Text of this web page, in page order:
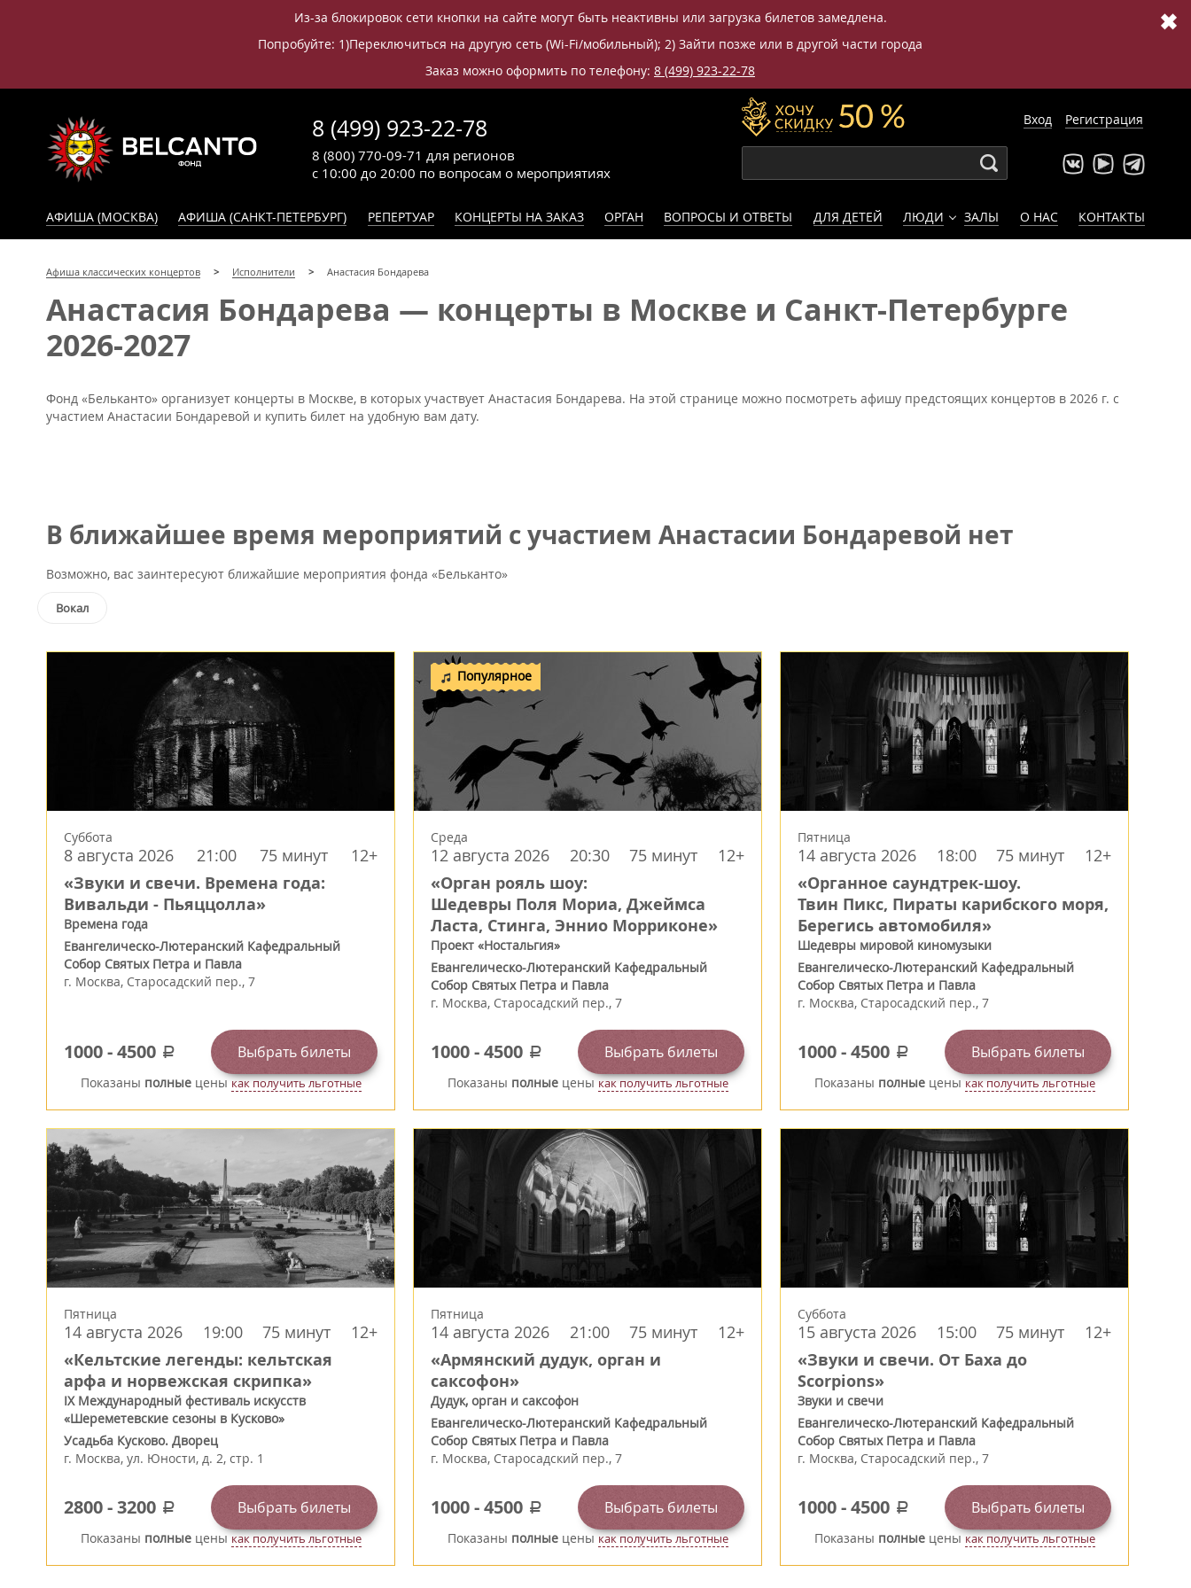
Из-за блокировок сети кнопки на сайте могут быть неактивны или загрузка билетов замедлена.
Попробуйте: 1)Переключиться на другую сеть (Wi-Fi/мобильный); 2) Зайти позже или в другой части города
Заказ можно оформить по телефону: 8 (499) 923-22-78
✖
8 (499) 923-22-78
с 10:00 до 20:00 по вопросам о мероприятиях
8 (800) 770-09-71 для регионов
Вход Регистрация
АФИША (МОСКВА) АФИША (САНКТ-ПЕТЕРБУРГ) РЕПЕРТУАР КОНЦЕРТЫ НА ЗАКАЗ ОРГАН ВОПРОСЫ И ОТВЕТЫ ДЛЯ ДЕТЕЙ ЛЮДИ ЗАЛЫ О НАС КОНТАКТЫ
Афиша классических концертов Исполнители Анастасия Бондарева
Анастасия Бондарева — концерты в Москве и Санкт-Петербурге
2026-2027
Фонд «Бельканто» организует концерты в Москве, в которых участвует Анастасия Бондарева. На этой странице можно посмотреть афишу предстоящих концертов в 2026 г. с
участием Анастасии Бондаревой и купить билет на удобную вам дату.
В ближайшее время мероприятий с участием Анастасии Бондаревой нет
Возможно, вас заинтересуют ближайшие мероприятия фонда «Бельканто»
Вокал
Суббота
8 августа 2026 21:00 75 минут 12+
«Звуки и свечи. Времена года:
Вивальди - Пьяццолла»
Времена года
Евангелическо-Лютеранский Кафедральный
Собор Святых Петра и Павла
г. Москва, Старосадский пер., 7
1000-4500 a Выбрать билеты
Показаны полныеценыкак получить льготные
Популярное
Среда
12 августа 2026 20:30 75 минут 12+
«Орган рояль шоу:
Шедевры Поля Мориа, Джеймса
Ласта, Стинга, Эннио Морриконе»
Проект «Ностальгия»
Евангелическо-Лютеранский Кафедральный
Собор Святых Петра и Павла
г. Москва, Старосадский пер., 7
1000-4500 a Выбрать билеты
Показаны полныеценыкак получить льготные
Пятница
14 августа 2026 18:00 75 минут 12+
«Органное саундтрек-шоу.
Твин Пикс, Пираты карибского моря,
Берегись автомобиля»
Шедевры мировой киномузыки
Евангелическо-Лютеранский Кафедральный
Собор Святых Петра и Павла
г. Москва, Старосадский пер., 7
1000-4500 a Выбрать билеты
Показаны полныеценыкак получить льготные
Пятница
14 августа 2026 19:00 75 минут 12+
«Кельтские легенды: кельтская
арфа и норвежская скрипка»
IX Международный фестиваль искусств
«Шереметевские сезоны в Кусково»
Усадьба Кусково. Дворец
г. Москва, ул. Юности, д. 2, стр. 1
2800-3200 a Выбрать билеты
Показаны полныеценыкак получить льготные
Пятница
14 августа 2026 21:00 75 минут 12+
«Армянский дудук, орган и
саксофон»
Дудук, орган и саксофон
Евангелическо-Лютеранский Кафедральный
Собор Святых Петра и Павла
г. Москва, Старосадский пер., 7
1000-4500 a Выбрать билеты
Показаны полныеценыкак получить льготные
Суббота
15 августа 2026 15:00 75 минут 12+
«Звуки и свечи. От Баха до
Scorpions»
Звуки и свечи
Евангелическо-Лютеранский Кафедральный
Собор Святых Петра и Павла
г. Москва, Старосадский пер., 7
1000-4500 a Выбрать билеты
Показаны полныеценыкак получить льготные